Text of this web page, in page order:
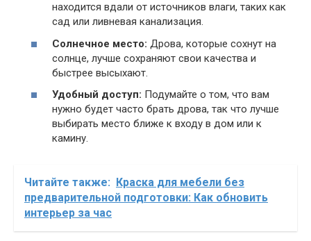
находится вдали от источников влаги, таких как
сад или ливневая канализация.
Солнечное место: Дрова, которые сохнут на
солнце, лучше сохраняют свои качества и
быстрее высыхают.
Удобный доступ: Подумайте о том, что вам
нужно будет часто брать дрова, так что лучше
выбирать место ближе к входу в дом или к
камину.
Читайте также:
Краска для мебели без
предварительной подготовки: Как обновить
интерьер за час